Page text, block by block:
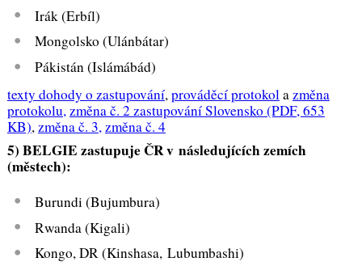
Irák (Erbíl)
Mongolsko (Ulánbátar)
Pákistán (Islámábád)
texty dohody o zastupování,prováděcí protokolazměna
protokolu,změna č. 2 zastupování Slovensko (PDF, 653
KB),změna č. 3,změna č. 4
5) BELGIE zastupuje ČRv následujících zemích
(městech):
Burundi (Bujumbura)
Rwanda (Kigali)
Kongo, DR (Kinshasa, Lubumbashi)